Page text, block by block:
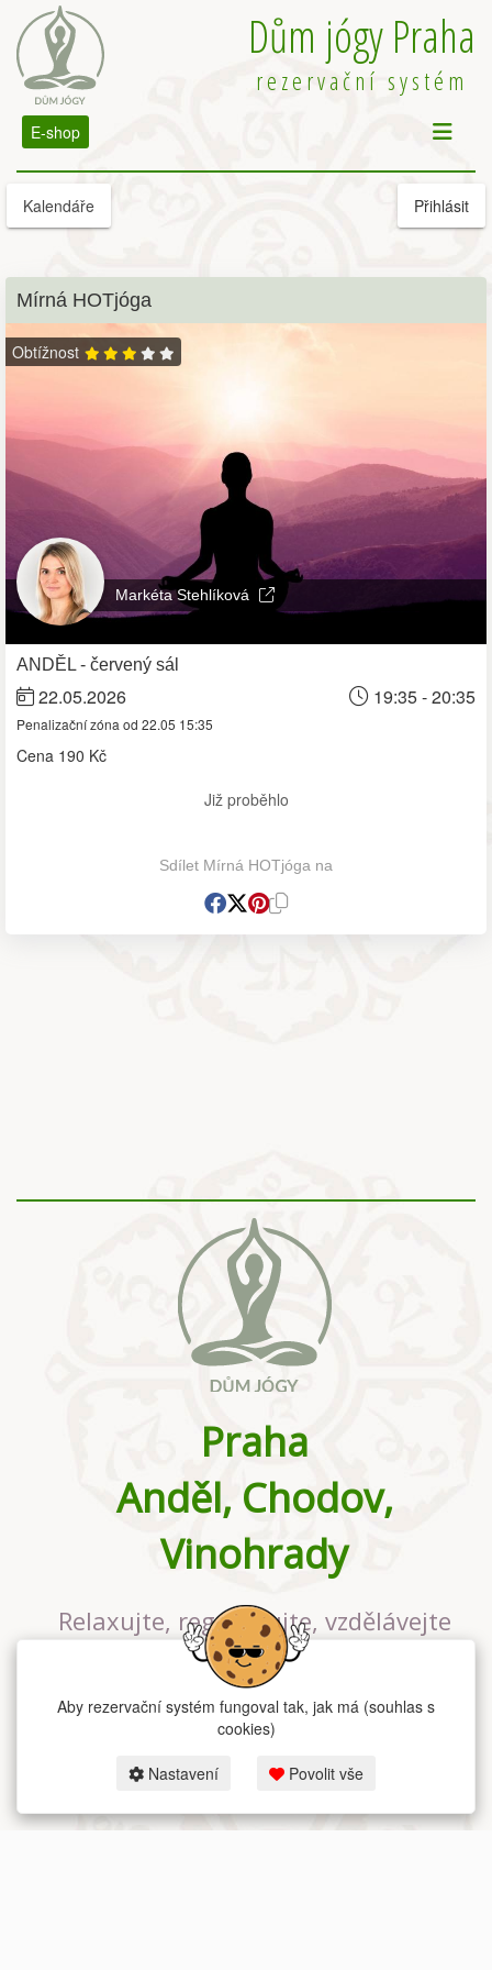
Dům jógy Praha
rezervační systém
E-shop
Kalendáře Přihlásit
Mírná HOTjóga
Obtížnost
Markéta Stehlíková
ANDĚL - červený sál
22.05.2026 19:35 - 20:35
Penalizační zóna od 22.05 15:35
Cena 190 Kč
Již proběhlo
Sdílet Mírná HOTjóga na
Praha
Anděl, Chodov,
Vinohrady
Relaxujte, regenerujte, vzdělávejte
se v největším jógovém studiu v
Praze
Aby rezervační systém fungoval tak, jak má (souhlas s
cookies)
Nastavení Povolit vše